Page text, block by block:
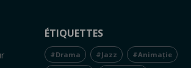
ÉTIQUETTES
#Drama #Jazz #Animație